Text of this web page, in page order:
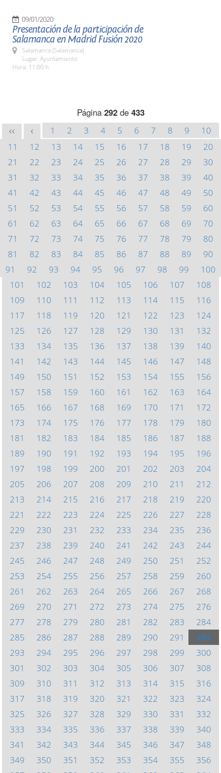
09/01/2020
Presentación de la participación de
Salamanca en Madrid Fusión 2020
Salamanca (Salamanca)
Lugar: Ayuntamiento
Hora: 11:00 h.
Página 292de 433
<< < 1 2 3 4 5 6 7 8 9
10
11
12 13 14 15 16 17 18 19
20
21
22 23 24 25 26 27 28 29
30
31
32 33 34 35 36 37 38 39
40
41
42 43 44 45 46 47 48 49
50
51
52 53 54 55 56 57 58 59
60
61
62 63 64 65 66 67 68 69
70
71
72 73 74 75 76 77 78 79
80
81
82 83 84 85 86 87 88 89
90
91
92 93 94 95 96 97 98 99
100
101
102 103 104 105 106 107
108
109
110 111 112 113 114 115
116
117
118 119 120 121 122 123
124
125
126 127 128 129 130 131
132
133
134 135 136 137 138 139
140
141
142 143 144 145 146 147
148
149
150 151 152 153 154 155
156
157
158 159 160 161 162 163
164
165
166 167 168 169 170 171
172
173
174 175 176 177 178 179
180
181
182 183 184 185 186 187
188
189
190 191 192 193 194 195
196
197
198 199 200 201 202 203
204
205
206 207 208 209 210 211
212
213
214 215 216 217 218 219
220
221
222 223 224 225 226 227
228
229
230 231 232 233 234 235
236
237
238 239 240 241 242 243
244
245
246 247 248 249 250 251
252
253
254 255 256 257 258 259
260
261
262 263 264 265 266 267
268
269
270 271 272 273 274 275
276
277
278 279 280 281 282 283
284
285
286 287 288 289 290 291
292
293
294 295 296 297 298 299
300
301
302 303 304 305 306 307
308
309
310 311 312 313 314 315
316
317
318 319 320 321 322 323
324
325
326 327 328 329 330 331
332
333
334 335 336 337 338 339
340
341
342 343 344 345 346 347
348
349
350 351 352 353 354 355
356